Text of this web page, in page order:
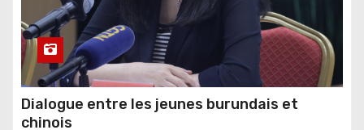
Dialogue entre les jeunes burundais et
chinois